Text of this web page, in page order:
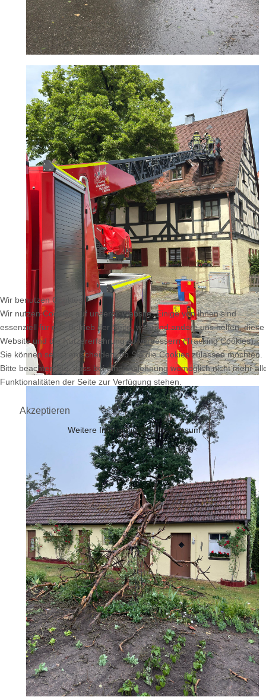
Wir benutzen Cookies
Wir nutzen Cookies auf unserer Website. Einige von ihnen sind
essenziell für den Betrieb der Seite, während andere uns helfen, diese
Website und die Nutzererfahrung zu verbessern (Tracking Cookies).
Sie können selbst entscheiden, ob Sie die Cookies zulassen möchten.
Bitte beachten Sie, dass bei einer Ablehnung womöglich nicht mehr
Funktionalitäten der Seite zur Verfügung stehen.
Akzeptieren
Weitere Informationen|Impressum